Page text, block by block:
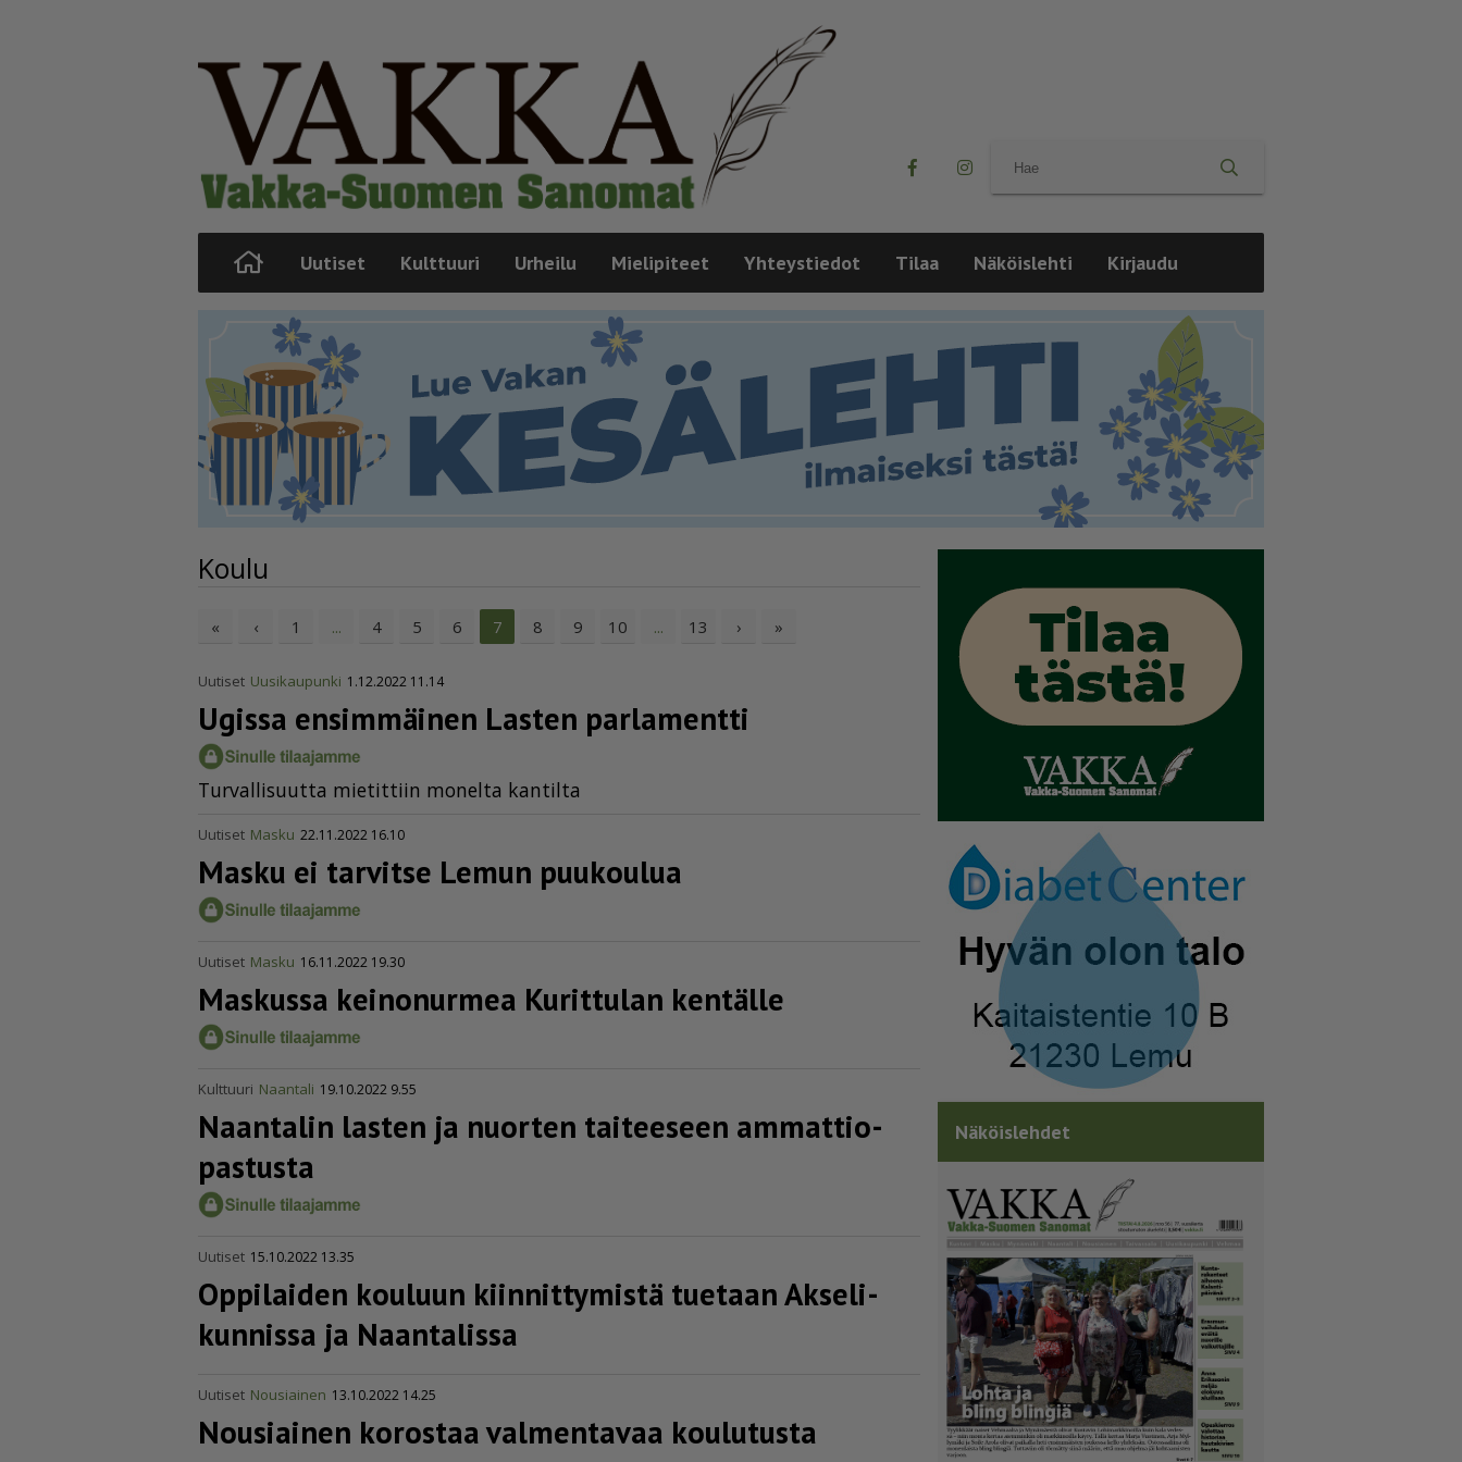
Uutiset Kulttuuri Urheilu Mielipiteet Yhteystiedot Tilaa Näköislehti Kirjaudu
Koulu
« ‹ 1 ... 4 5 6 7 8 9 10 ... 13 › »
Uutiset Uusikaupunki 1.12.2022 11.14
Ugissa ensimmäinen Lasten parlamentti
Tur­val­li­suut­ta mie­tit­tiin mo­nel­ta kan­til­ta
Uutiset Masku 22.11.2022 16.10
Masku ei tarvitse Lemun puukoulua
Uutiset Masku 16.11.2022 19.30
Maskussa keinonurmea Kurittulan kentälle
Kulttuuri Naantali 19.10.2022 9.55
Naantalin lasten ja nuorten taiteeseen ammat­ti­o­
pas­tusta
Uutiset 15.10.2022 13.35
Oppilaiden kouluun kiinnittymistä tuetaan Akseli-
kunnissa ja Naantalissa
Uutiset Nousiainen 13.10.2022 14.25
Nousiainen korostaa valmentavaa koulutusta
Näköislehdet